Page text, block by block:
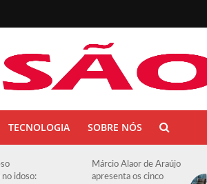
TECNOLOGIA SOBRE NÓS
idoso:
Márcio Alaor de Araújo
apresenta os cinco